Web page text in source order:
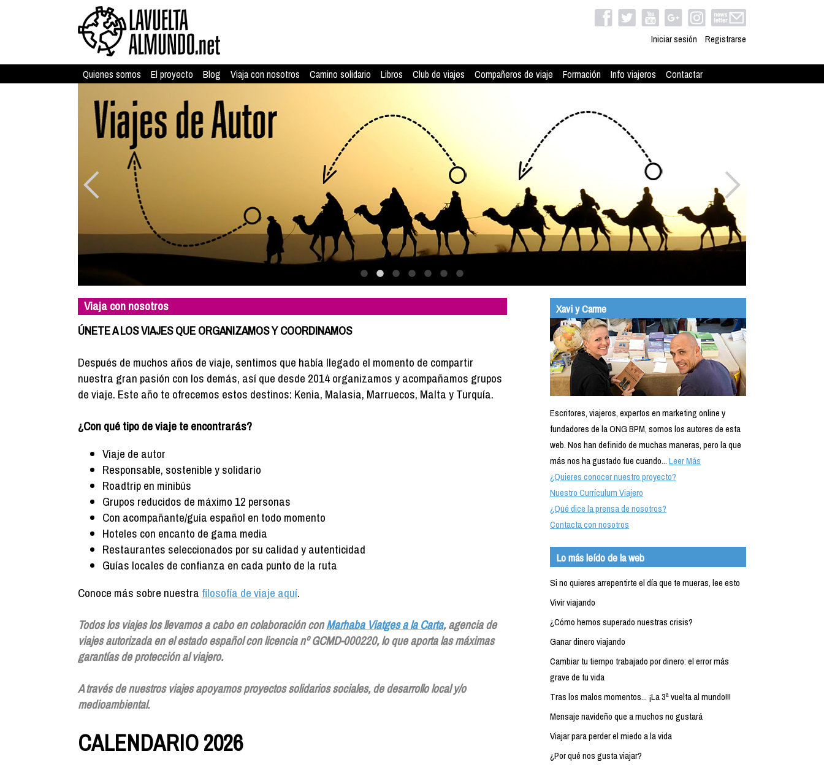
Iniciar sesión Registrarse
Quienes somos El proyecto Blog Viaja con nosotros Camino solidario Libros Club de viajes Compañeros de viaje Formación Info viajeros Contactar
Viaja con nosotros
ÚNETE A LOS VIAJES QUE ORGANIZAMOS Y COORDINAMOS
Después de muchos años de viaje, sentimos que había llegado el momento de compartir
nuestra gran pasión con los demás, así que desde 2014 organizamos y acompañamos grupos
de viaje. Este año te ofrecemos estos destinos: Kenia, Malasia, Marruecos, Malta y Turquía.
¿Con qué tipo de viaje te encontrarás?
Viaje de autor
Responsable, sostenible y solidario
Roadtrip en minibús
Grupos reducidos de máximo 12 personas
Con acompañante/guía español en todo momento
Hoteles con encanto de gama media
Restaurantes seleccionados por su calidad y autenticidad
Guías locales de confianza en cada punto de la ruta
Conoce más sobre nuestra filosofía de viaje aquí.
Todos los viajes los llevamos a cabo en colaboración conMarhaba Viatges a la Carta, agencia de
viajes autorizada en el estado español con licencia nº GCMD-000220, lo que aporta las máximas
garantías de protección al viajero.
A través de nuestros viajes apoyamos proyectos solidarios sociales, de desarrollo local y/o
medioambiental.
CALENDARIO 2026
Xavi y Carme
Escritores, viajeros, expertos en marketing online y
fundadores de la ONG BPM, somos los autores de esta
web. Nos han definido de muchas maneras, pero la que
más nos ha gustado fue cuando...Leer Más
¿Quieres conocer nuestro proyecto?
Nuestro Currículum Viajero
¿Qué dice la prensa de nosotros?
Contacta con nosotros
Lo más leído de la web
Si no quieres arrepentirte el día que te mueras, lee esto
Vivir viajando
¿Cómo hemos superado nuestras crisis?
Ganar dinero viajando
Cambiar tu tiempo trabajado por dinero: el error más
grave de tu vida
Tras los malos momentos... ¡La 3ª vuelta al mundo!!!
Mensaje navideño que a muchos no gustará
Viajar para perder el miedo a la vida
¿Por qué nos gusta viajar?